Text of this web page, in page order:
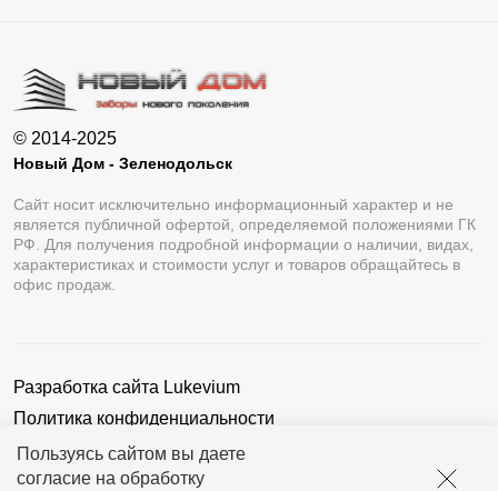
Пользуясь сайтом вы даете
согласие на обработку
© 2014-2025
Новый Дом - Зеленодольск
Сайт носит исключительно информационный характер и не
является публичной офертой, определяемой положениями ГК
РФ. Для получения подробной информации о наличии, видах,
характеристиках и стоимости услуг и товаров обращайтесь в
офис продаж.
Разработка сайта Lukevium
Политика конфиденциальности
Пользовательское соглашение